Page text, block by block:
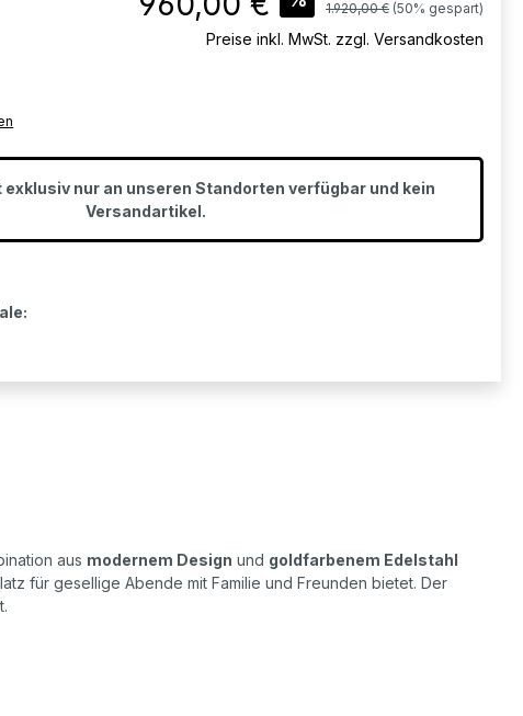
Regulärer Preis:
1.920,00 € (50% gespart)
Preise inkl. MwSt. zzgl. Versandkosten
nur an unseren Standorten verfügbar und kein
Versandartikel.
aus modernem Design und goldfarbenem Edelstahl
für gesellige Abende mit Familie und Freunden bietet. Der